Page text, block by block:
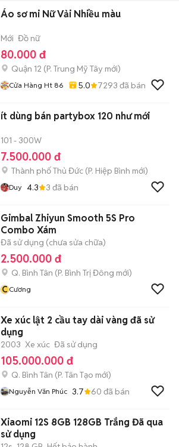
Áo sơ mi Nữ Vải Nhiều màu
Mới Đồ nữ
80.000 đ
Quận 12 (P. Trung Mỹ Tây mới)
Cửa Hàng Ht 86 5.0 7293 đã bán
ít dùng bán partybox 120 như mới
101 - 300W
7.500.000 đ
Thành phố Thủ Đức (P. Hiệp Bình mới)
Duy 4.3 3 đã bán
Gimbal Zhiyun Smooth 5S Pro
Combo Xám
Đã sử dụng (chưa sửa chữa)
2.500.000 đ
Q. Bình Tân (P. Bình Trị Đông mới)
CCương
Xe xúc lật 2 cầu tay dài vàng đã sử
dụng
2003 Xe xúc Đã sử dụng
105.000.000 đ
Q. Bình Tân (P. Tân Tạo mới)
Nguyễn Văn Phúc 3.7 60 đã bán
Xiaomi 12S 8GB 128GB Trắng Đã qua
sử dụng